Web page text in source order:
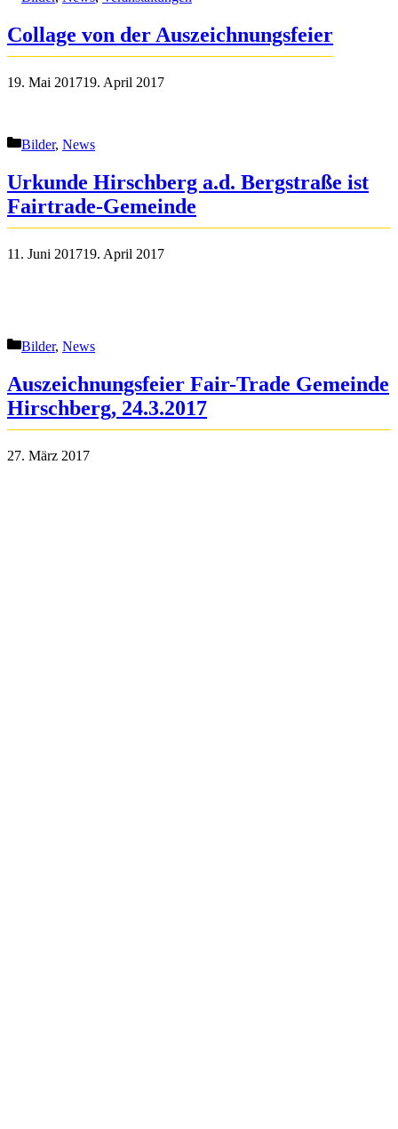
Collage von der Auszeichnungsfeier
19. Mai 201719. April 2017
Kategorien
Bilder, News
Urkunde Hirschberg a.d. Bergstraße ist
Fairtrade-Gemeinde
11. Juni 201719. April 2017
Kategorien
Bilder, News
Auszeichnungsfeier Fair-Trade Gemeinde
Hirschberg, 24.3.2017
27. März 2017